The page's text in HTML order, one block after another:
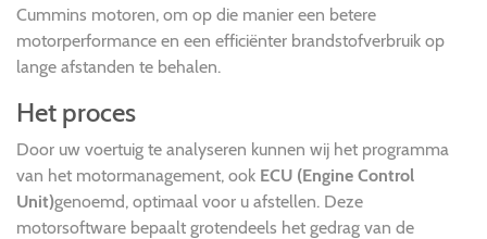
Cummins motoren, om op die manier een betere
motorperformance en een efficiënter brandstofverbruik op
lange afstanden te behalen.
Het proces
Door uw voertuig te analyseren kunnen wij het programma
van het motormanagement, ook ECU (Engine Control
Unit)genoemd, optimaal voor u afstellen. Deze
motorsoftware bepaalt grotendeels het gedrag van de